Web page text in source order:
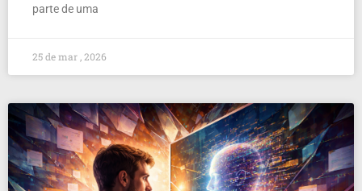
parte de uma
25 de mar , 2026